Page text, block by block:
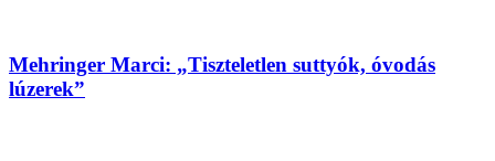
Mehringer Marci: „Tiszteletlen suttyók, óvodás
lúzerek”